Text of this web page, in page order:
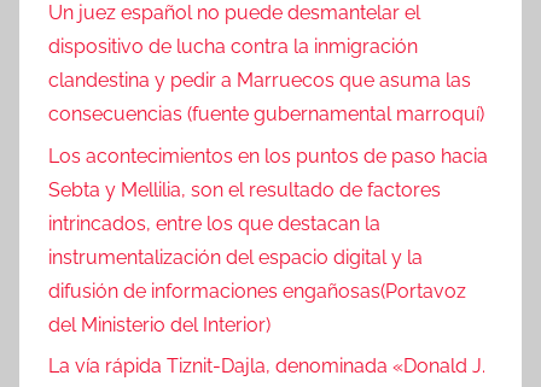
Un juez español no puede desmantelar el
dispositivo de lucha contra la inmigración
clandestina y pedir a Marruecos que asuma las
consecuencias (fuente gubernamental marroquí)
Los acontecimientos en los puntos de paso hacia
Sebta y Mellilia, son el resultado de factores
intrincados, entre los que destacan la
instrumentalización del espacio digital y la
difusión de informaciones engañosas(Portavoz
del Ministerio del Interior)
La vía rápida Tiznit-Dajla, denominada «Donald J.